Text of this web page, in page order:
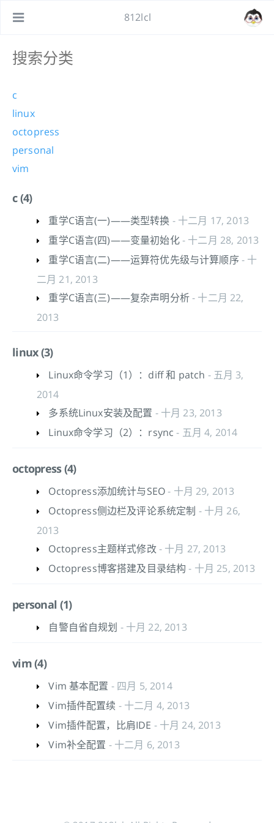
812lcl
c
linux
octopress
personal
vim
c (4)
重学C语言(一)——类型转换 - 十二月 17, 2013
重学C语言(四)——变量初始化- 十二月 28, 2013
重学C语言(二)——运算符优先级与计算顺序- 十
二月 21, 2013
重学C语言(三)——复杂声明分析- 十二月 22,
2013
linux (3)
Linux命令学习（1）：diff 和 patch - 五月 3,
2014
多系统Linux安装及配置 - 十月 23, 2013
Linux命令学习（2）：rsync - 五月 4, 2014
octopress (4)
Octopress添加统计与SEO- 十月 29, 2013
Octopress侧边栏及评论系统定制 - 十月 26,
2013
Octopress主题样式修改- 十月 27, 2013
Octopress博客搭建及目录结构 - 十月 25, 2013
personal (1)
自警自省自规划 - 十月 22, 2013
vim (4)
Vim 基本配置 - 四月 5, 2014
Vim插件配置续 - 十二月 4, 2013
Vim插件配置，比肩IDE - 十月 24, 2013
Vim补全配置 - 十二月 6, 2013